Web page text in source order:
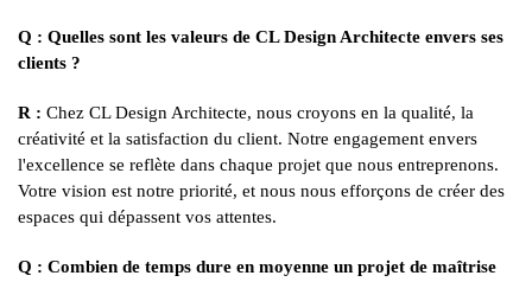
Q : Quelles sont les valeurs de CL Design Architecte envers ses
clients ?
R : Chez CL Design Architecte, nous croyons en la qualité, la
créativité et la satisfaction du client. Notre engagement envers
l'excellence se reflète dans chaque projet que nous entreprenons.
Votre vision est notre priorité, et nous nous efforçons de créer des
espaces qui dépassent vos attentes.
Q : Combien de temps dure en moyenne un projet de maîtrise